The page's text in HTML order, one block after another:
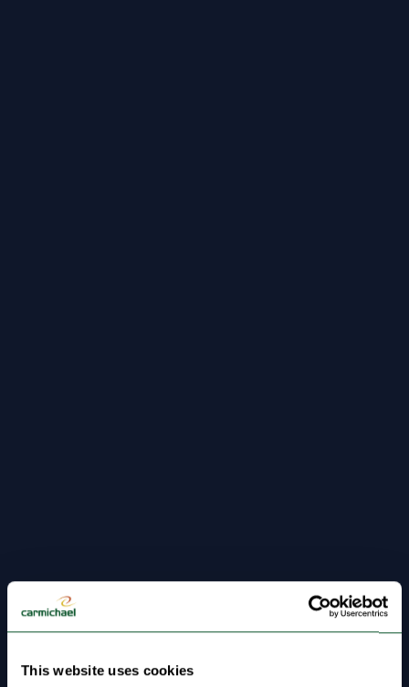
This website uses cookies